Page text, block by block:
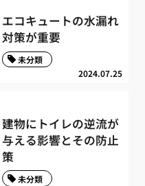
エコキュートの水漏れ
対策が重要
2024.07.25
未分類
建物にトイレの逆流が
与える影響とその防止
策
未分類